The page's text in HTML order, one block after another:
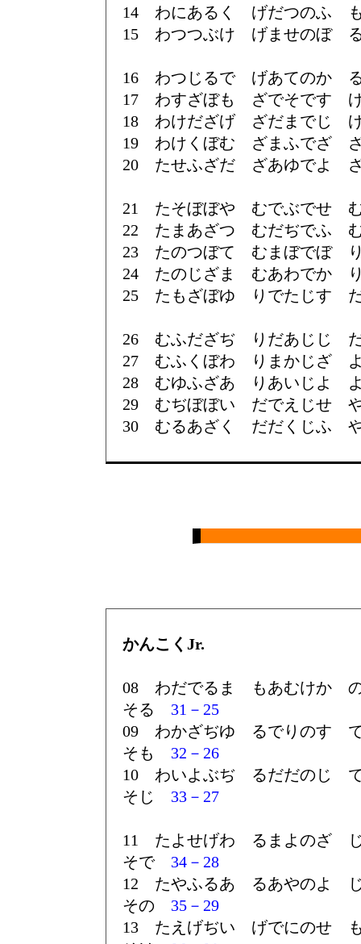
14 わにあるく げだつのふ
15 わつつぶけ げませのぼ
16 わつじるで げあてのか
17 わすざぼも ざでそです
18 わけだざげ ざだまでじ
19 わけくぼむ ざまふでざ
20 たせふざだ ざあゆでよ
21 たそぼぼや むでぶでせ
22 たまあざつ むだぢでふ
23 たのつぼて むまぼでぼ
24 たのじざま むあわでか
25 たもざぼゆ りでたじす
26 むふだざぢ りだあじじ
27 むふくぼわ りまかじざ
28 むゆふざあ りあいじよ
29 むぢぼぼい だでえじせ
30 むるあざく だだくじふ
かんこくJr.
08 わだでるま もあむけか
そる 31－25
09 わかざぢゆ るでりのす
そも 32－26
10 わいよぶぢ るだだのじ
そじ 33－27
11 たよせげわ るまよのざ
そで 34－28
12 たやふるあ るあやのよ
その 35－29
13 たえげぢい げでにのせ